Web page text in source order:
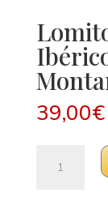
39,00€
Bellota